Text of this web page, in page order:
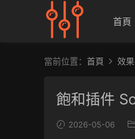
首頁
當前位置： 首頁 效
飽和插件
2026-05-06